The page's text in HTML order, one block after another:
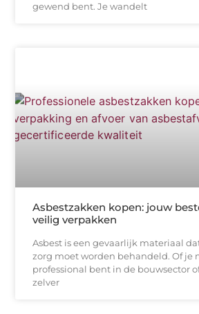
gewend bent. Je wandelt
Asbestzakken kopen: jouw
veilig verpakken
Asbest is een gevaarlijk materiaal
zorg moet worden behandeld. Of je
professional bent in de bouwsector
zelver